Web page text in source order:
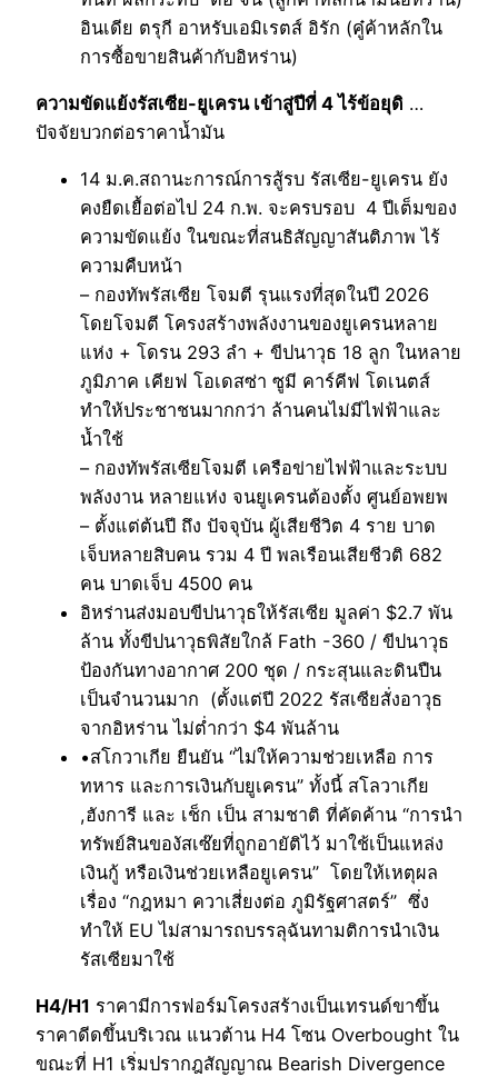
อินเดีย ตรุกี อาหรับเอมิเรตส์ อิรัก (คู๋ค้าหลักใน
การซื้อขายสินค้ากับอิหร่าน)
ความขัดแย้งรัสเซีย-ยูเครน เข้าสู่ปีที่ 4 ไร้ข้อยุดิ …
ปัจจัยบวกต่อราคาน้ำมัน
14 ม.ค.สถานะการณ์การสู้รบ รัสเซีย-ยูเครน ยัง
คงยืดเยื้อต่อไป 24 ก.พ. จะครบรอบ 4 ปีเต็มของ
ความขัดแย้ง ในขณะที่สนธิสัญญาสันติภาพ ไร้
ความคืบหน้า
– กองทัพรัสเซีย โจมตี รุนแรงที่สุดในปี 2026
โดยโจมตี โครงสร้างพลังงานของยูเครนหลาย
แห่ง + โดรน 293 ลำ + ขีปนาวุธ 18 ลูก ในหลาย
ภูมิภาค เคียฟ โอเดสซ่า ซูมี คาร์คีฟ โดเนตส์
ทำให้ประชาชนมากกว่า ล้านคนไม่มีไฟฟ้าและ
น้ำใช้
– กองทัพรัสเซียโจมตี เครือข่ายไฟฟ้าและระบบ
พลังงาน หลายแห่ง จนยูเครนต้องตั้ง ศูนย์อพยพ
– ตั้งแต่ต้นปี ถึง ปัจจุบัน ผู้เสียชีวิต 4 ราย บาด
เจ็บหลายสิบคน รวม 4 ปี พลเรือนเสียชีวติ 682
คน บาดเจ็บ 4500 คน
อิหร่านส่งมอบขีปนาวุธให้รัสเซีย มูลค่า $2.7 พัน
ล้าน ทั้งขีปนาวุธพิสัยใกล้ Fath -360 / ขีปนาวุธ
ป้องกันทางอากาศ 200 ชุด / กระสุนและดินปืน
เป็นจำนวนมาก (ตั้งแต่ปี 2022 รัสเซียสั่งอาวุธ
จากอิหร่าน ไม่ต่ำกว่า $4 พันล้าน
•สโกวาเกีย ยืนยัน “ไม่ให้ความช่วยเหลือ การ
ทหาร และการเงินกับยูเครน” ทั้งนี้ สโลวาเกีย
,ฮังการี และ เช็ก เป็น สามชาติ ที่คัดค้าน “การนำ
ทรัพย์สินของัสเซ๊ยที่ถูกอายัติไว้ มาใช้เป็นแหล่ง
เงินกู้ หรือเงินช่วยเหลือยูเครน” โดยให้เหตุผล
เรื่อง “กฎหมา ควาเสี่ยงต่อ ภูมิรัฐศาสตร์” ซึ่ง
ทำให้ EU ไม่สามารถบรรลุฉันทามติการนำเงิน
รัสเซียมาใช้
H4/H1 ราคามีการฟอร์มโครงสร้างเป็นเทรนด์ขาขึ้น
ราคาดีดขึ้นบริเวณ แนวต้าน H4 โซน Overbought ใน
ขณะที่ H1 เริ่มปรากฎสัญญาณ Bearish Divergence